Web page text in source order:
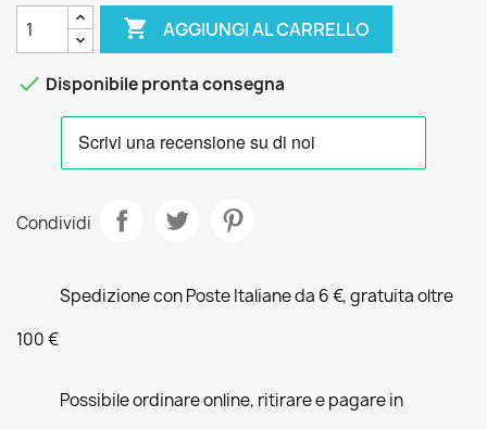
 AGGIUNGI AL CARRELLO
 Disponibile pronta consegna
Condividi
Spedizione con Poste Italiane da 6 €, gratuita oltre
100 €
Possibile ordinare online, ritirare e pagare in